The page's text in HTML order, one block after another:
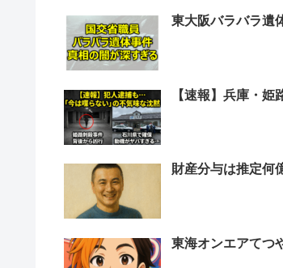
東大阪バラバラ遺
【速報】兵庫・
財産分与は推定何
東海オンエアてつ